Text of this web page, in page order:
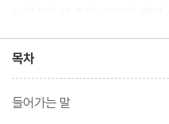
‘지식 브런치 마스터 에디션’ 출
단 한 권으로 지적 세계관이 확
목차
들어가는 말